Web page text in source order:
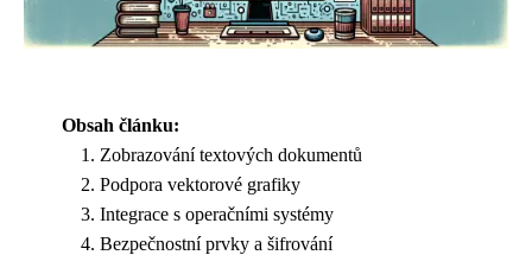
Obsah článku:
Zobrazování textových dokumentů
Podpora vektorové grafiky
Integrace s operačními systémy
Bezpečnostní prvky a šifrování